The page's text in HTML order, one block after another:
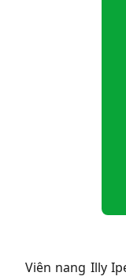
Viên nang Illy